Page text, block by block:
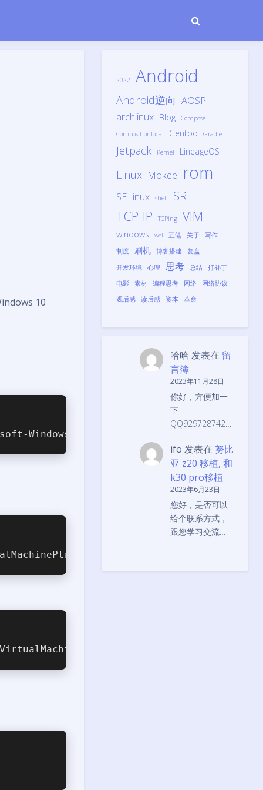
2022 Android
Android逆向 AOSP
archlinux Blog
Compose
Compositionlocal
Gentoo Gradle
Jetpack Kernel LineageOS
Linux Mokee rom
SELinux shell SRE
TCP-IP TCPing VIM
windows wsl 五笔 关于
写作
制度
刷机 博客搭建
复盘
开发环境
心理 思考 总结
打补丁
电影
素材 编程思考 网络
网络协议
观后感
读后感 资本 革命
哈哈 发表在 留
言簿
2023年11月28日
你好，方便加一
下
QQ929728742…
ifo 发表在 努比
亚 z20 移植, 和
k30 pro移植
2023年6月23日
您好，是否可以
给个联系方式，
跟您学习交流…
10
Windows-Subsystem-Linux /all /norestart
/all /norestart
-NoRestart